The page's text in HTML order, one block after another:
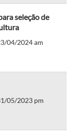
seleção de
04/2024 am
05/2023 pm